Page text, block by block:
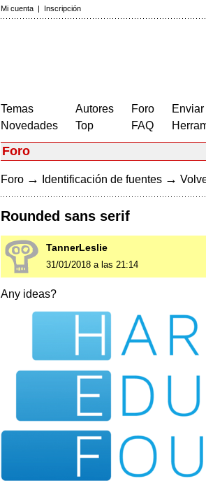
Mi cuenta | Inscripción
Temas
Novedades
Autores
Top
Foro
FAQ
Foro
Foro → Identificación de fuentes →
Rounded sans serif
TannerLeslie
31/01/2018 a las 21:14
Any ideas?